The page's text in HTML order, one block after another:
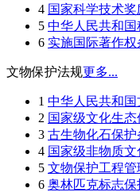
4 国家科学技术奖
5 中华人民共和国
6 实施国际著作
文物保护法规更多...
1 中华人民共和
2 国家级文化生
3 古生物化石保护
4 国家级非物质
5 文物保护工程管
6 奥林匹克标志保